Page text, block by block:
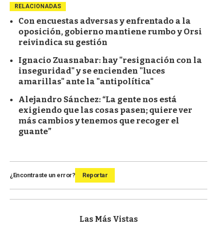
RELACIONADAS
Con encuestas adversas y enfrentado a la
oposición, gobierno mantiene rumbo y Orsi
reivindica su gestión
Ignacio Zuasnabar: hay "resignación con la
inseguridad" y se encienden "luces
amarillas" ante la "antipolítica"
Alejandro Sánchez: “La gente nos está
exigiendo que las cosas pasen; quiere ver
más cambios y tenemos que recoger el
guante”
¿Encontraste un error? Reportar
Las Más Vistas